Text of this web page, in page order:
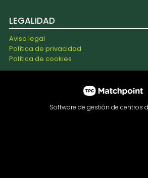
LEGALIDAD
Aviso legal
Política de privacidad
Política de cookies
Software de gestión de centros